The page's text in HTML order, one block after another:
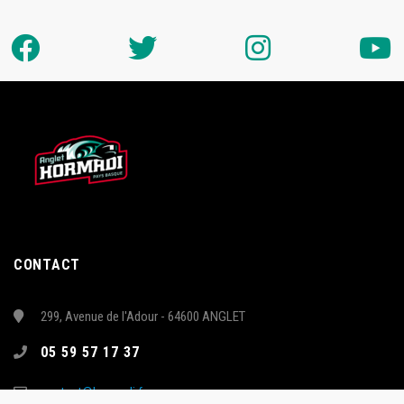
CONTACT
299, Avenue de l'Adour - 64600 ANGLET
05 59 57 17 37
contact@hormadi.fr